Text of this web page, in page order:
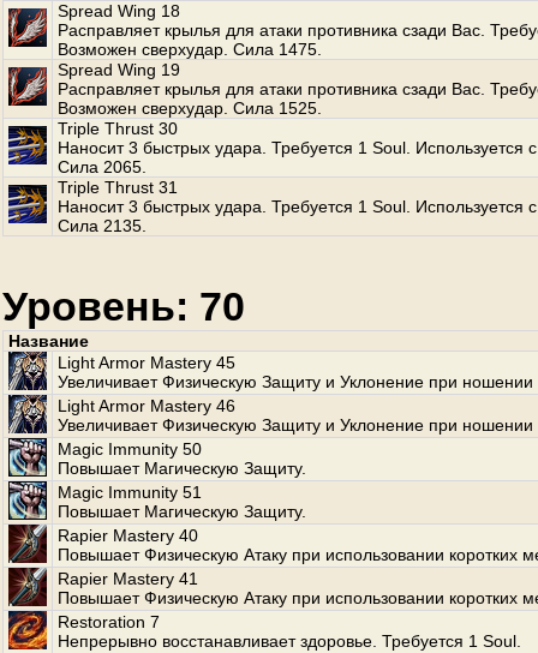
Spread Wing 18
Расправляет крылья для атаки противника сзади Вас.
Возможен сверхудар. Сила 1475.
Spread Wing 19
Расправляет крылья для атаки противника сзади Вас.
Возможен сверхудар. Сила 1525.
Triple Thrust 30
Наносит 3 быстрых удара. Требуется 1 Soul. Используется
Сила 2065.
Triple Thrust 31
Наносит 3 быстрых удара. Требуется 1 Soul. Используется
Сила 2135.
Уровень: 70
Название
Light Armor Mastery 45
Увеличивает Физическую Защиту и Уклонение при ношении
Light Armor Mastery 46
Увеличивает Физическую Защиту и Уклонение при ношении
Magic Immunity 50
Повышает Магическую Защиту.
Magic Immunity 51
Повышает Магическую Защиту.
Rapier Mastery 40
Повышает Физическую Атаку при использовании коротких
Rapier Mastery 41
Повышает Физическую Атаку при использовании коротких
Restoration 7
Непрерывно восстанавливает здоровье. Требуется 1 Soul.